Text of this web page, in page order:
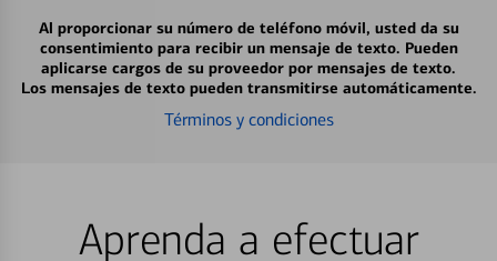
Al proporcionar su número de teléfono móvil, usted da su
consentimiento para recibir un mensaje de texto. Pueden
aplicarse cargos de su proveedor por mensajes de texto.
Los mensajes de texto pueden transmitirse automáticamente.
Términos y condiciones
Aprenda a efectuar